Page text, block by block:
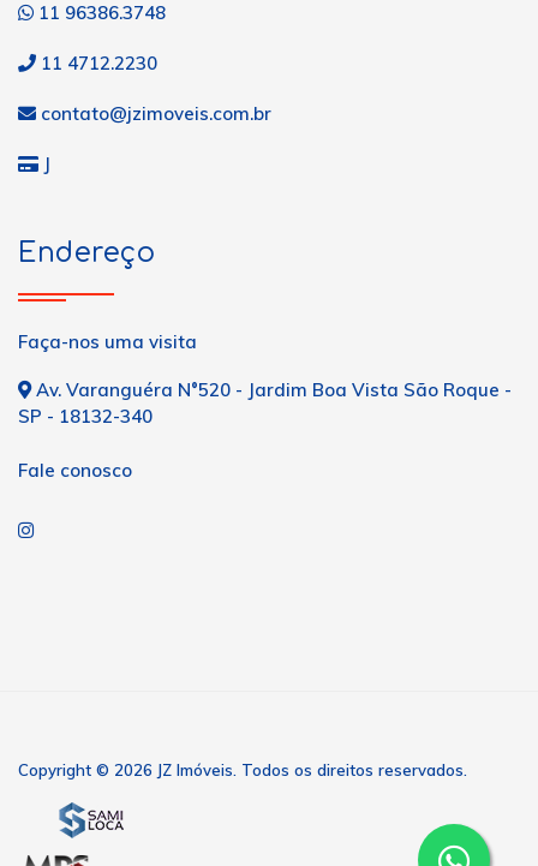
11 96386.3748
11 4712.2230
contato@jzimoveis.com.br
J
Endereço
Faça-nos uma visita
Av. Varanguéra N°520 - Jardim Boa Vista São Roque -
SP - 18132-340
Fale conosco
Copyright © 2026 JZ Imóveis. Todos os direitos reservados.